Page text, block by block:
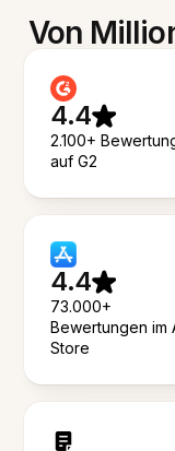
Von
4.4
2.100+
auf G2
4.4
73.000+
Bewertungen im
Store